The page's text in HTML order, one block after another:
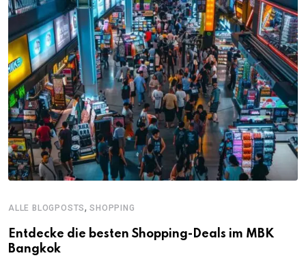
ALLE BLOGPOSTS,SHOPPING
Entdecke die besten Shopping-Deals im MBK
Bangkok